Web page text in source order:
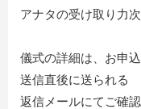
アナタの受け取り力
儀式の詳細は、お申
送信直後に送られる
返信メールにてご確認